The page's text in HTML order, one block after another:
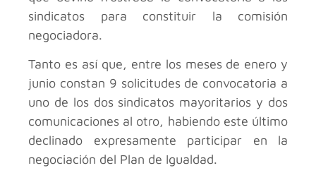
sindicatos para constituir la comisión
negociadora.
Tanto es así que, entre los meses de enero y
junio constan 9 solicitudes de convocatoria a
uno de los dos sindicatos mayoritarios y dos
comunicaciones al otro, habiendo este último
declinado expresamente participar en la
negociación del Plan de Igualdad.